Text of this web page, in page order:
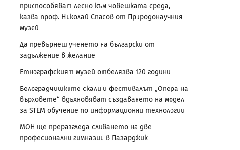
приспособяват лесно към човешката среда,
казва проф. Николай Спасов от Природонаучния
музей
Да превърнеш ученето на български от
задължение в желание
Етнографският музей отбелязва 120 години
Белоградчишките скали и фестивалът „Опера на
върховете“ вдъхновяват създаването на модел
за STEM обучение по информационни технологии
МОН ще преразгледа сливането на две
професионални гимназии в Пазарджик